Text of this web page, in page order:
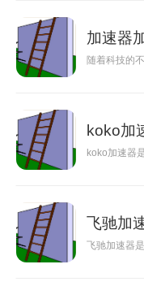
加速器
随着科技的
koko加
koko加速器
飞驰加
飞驰加速器